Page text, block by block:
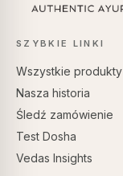
SZYBKIE LINKI
Wszystkie produkty
Nasza historia
Śledź zamówienie
Test Dosha
Vedas Insights